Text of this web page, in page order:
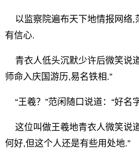
以监察院遍布天下地情报网络,
有信心.
青衣人低头沉默少许后微笑说
师命入庆国游历,易名铁相.”
“王羲？”范闲随口说道：“好名
这位叫做王羲地青衣人微笑说
何好,但这个人还是有些用处地.”